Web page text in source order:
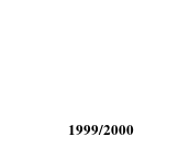
1999/2000